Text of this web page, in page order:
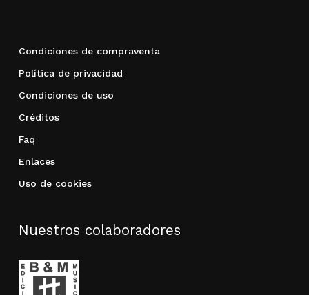
Condiciones de compraventa
Política de privacidad
Condiciones de uso
Créditos
Faq
Enlaces
Uso de cookies
Nuestros colaboradores